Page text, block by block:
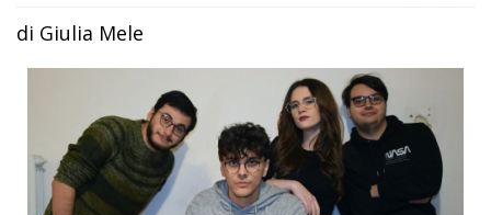
di Giulia Mele